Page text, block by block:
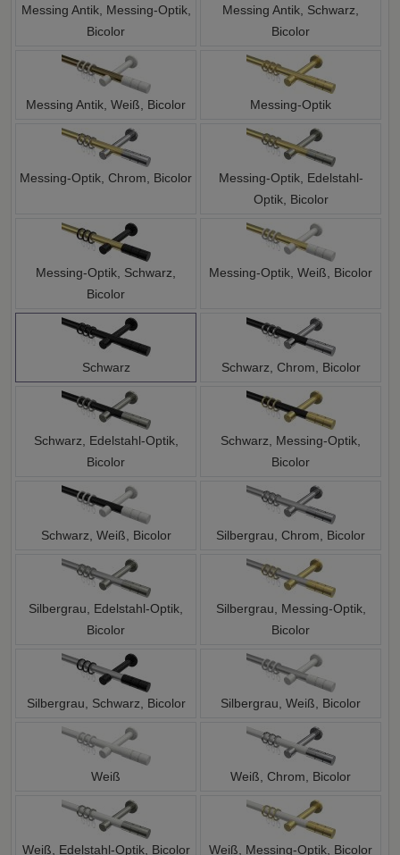
Messing Antik, Messing-Optik,
Bicolor
Messing Antik, Schwarz,
Bicolor
Messing Antik, Weiß, Bicolor Messing-Optik
Messing-Optik, Chrom, Bicolor
Messing-Optik, Edelstahl-
Optik, Bicolor
Messing-Optik, Schwarz,
Bicolor
Messing-Optik, Weiß, Bicolor
Schwarz Schwarz, Chrom, Bicolor
Schwarz, Edelstahl-Optik,
Bicolor
Schwarz, Messing-Optik,
Bicolor
Schwarz, Weiß, Bicolor Silbergrau, Chrom, Bicolor
Silbergrau, Edelstahl-Optik,
Bicolor
Silbergrau, Messing-Optik,
Bicolor
Silbergrau, Schwarz, Bicolor Silbergrau, Weiß, Bicolor
Weiß Weiß, Chrom, Bicolor
Weiß, Edelstahl-Optik, Bicolor Weiß, Messing-Optik, Bicolor